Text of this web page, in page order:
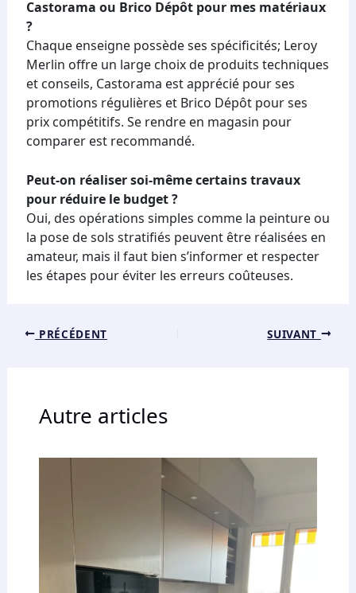
Castorama ou Brico Dépôt pour mes matériaux
?
Chaque enseigne possède ses spécificités; Leroy
Merlin offre un large choix de produits techniques
et conseils, Castorama est apprécié pour ses
promotions régulières et Brico Dépôt pour ses
prix compétitifs. Se rendre en magasin pour
comparer est recommandé.
Peut-on réaliser soi-même certains travaux
pour réduire le budget ?
Oui, des opérations simples comme la peinture ou
la pose de sols stratifiés peuvent être réalisées en
amateur, mais il faut bien s’informer et respecter
les étapes pour éviter les erreurs coûteuses.
PRÉCÉDENT SUIVANT
Autre articles